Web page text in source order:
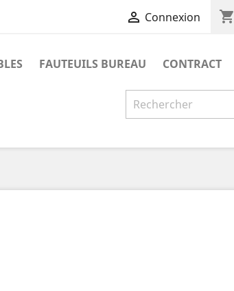
 Connexion shopping_cart
FAUTEUILS BUREAU CONTRACT